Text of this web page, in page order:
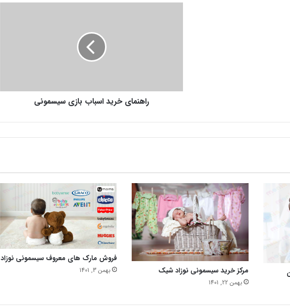
راهنمای خرید اسباب بازی سیسمونی
مرکز خرید سیسمونی نوزاد شیک
بهمن 22, 1401
فروش مارک های معروف سیسمونی نوزاد
بهمن 3, 1401